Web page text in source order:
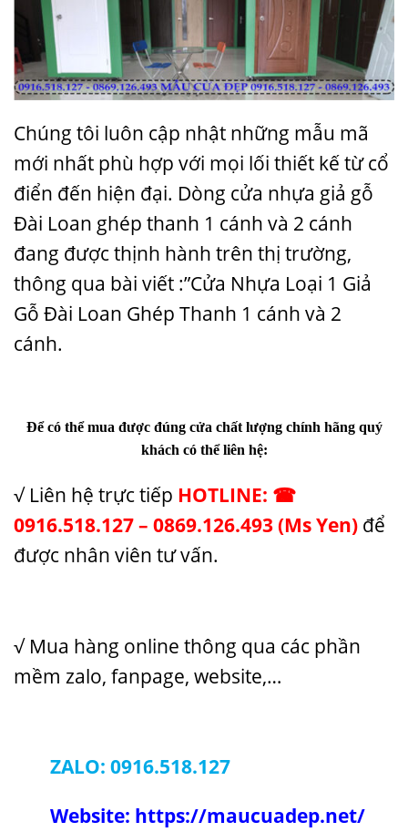
Chúng tôi luôn cập nhật những mẫu mã
mới nhất phù hợp với mọi lối thiết kế từ cổ
điển đến hiện đại. Dòng cửa nhựa giả gỗ
Đài Loan ghép thanh 1 cánh và 2 cánh
đang được thịnh hành trên thị trường,
thông qua bài viết :”Cửa Nhựa Loại 1 Giả
Gỗ Đài Loan Ghép Thanh 1 cánh và 2
cánh.
Để có thể mua được đúng cửa chất lượng chính hãng quý
khách có thể liên hệ:
√ Liên hệ trực tiếp HOTLINE: ☎
0916.518.127 – 0869.126.493 (Ms Yen) để
được nhân viên tư vấn.
√ Mua hàng online thông qua các phần
mềm zalo, fanpage, website,…
ZALO: 0916.518.127
Website: https://maucuadep.net/